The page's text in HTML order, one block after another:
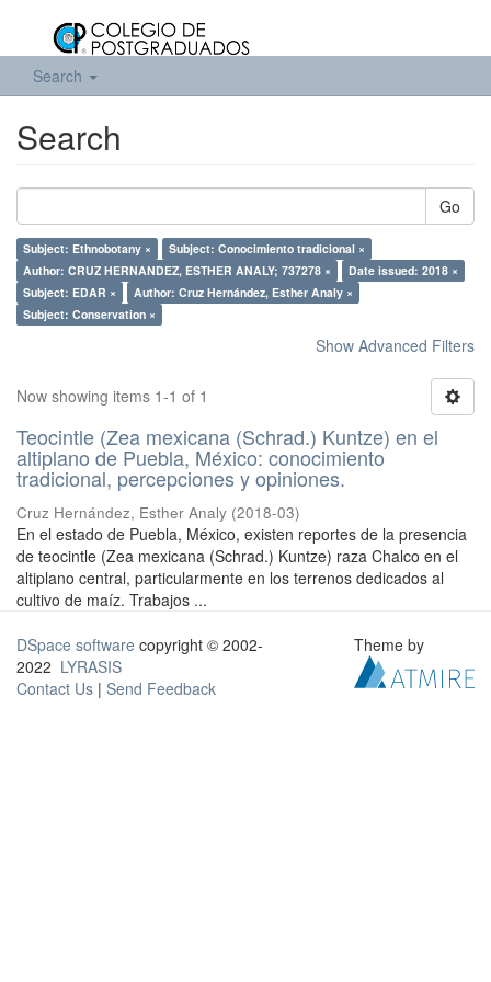
Search
Search
Go
Subject: Ethnobotany ×
Subject: Conocimiento tradicional ×
Author: CRUZ HERNANDEZ, ESTHER ANALY; 737278 ×
Date issued: 2018 ×
Subject: EDAR ×
Author: Cruz Hernández, Esther Analy ×
Subject: Conservation ×
Show Advanced Filters
Now showing items 1-1 of 1
Teocintle (Zea mexicana (Schrad.) Kuntze) en el
altiplano de Puebla, México: conocimiento
tradicional, percepciones y opiniones.
Cruz Hernández, Esther Analy (2018-03)
En el estado de Puebla, México, existen reportes de la presencia
de teocintle (Zea mexicana (Schrad.) Kuntze) raza Chalco en el
altiplano central, particularmente en los terrenos dedicados al
cultivo de maíz. Trabajos ...
DSpace software copyright © 2002-
2022 LYRASIS
Contact Us | Send Feedback
Theme by